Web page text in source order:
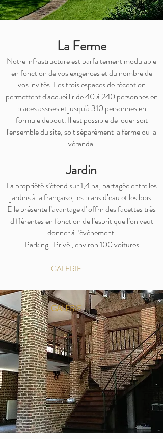
La Ferme
Notre infrastructure est parfaitement modulable
en fonction de vos exigences et du nombre de
vos invités. Les trois espaces de réception
permettent d'accueillir de 40 à 240 personnes en
places assises et jusqu'à 310 personnes en
formule debout. Il est possible de louer soit
l'ensemble du site, soit séparément la ferme ou la
véranda.
Jardin
La propriété s’étend sur 1,4 ha, partagée entre les
jardins à la française, les plans d’eau et les bois.
Elle présente l’avantage d' offrir des facettes très
différentes en fonction de l’esprit que l’on veut
donner à l’événement.
Parking : Privé , environ 100 voitures
GALERIE
GALERIE